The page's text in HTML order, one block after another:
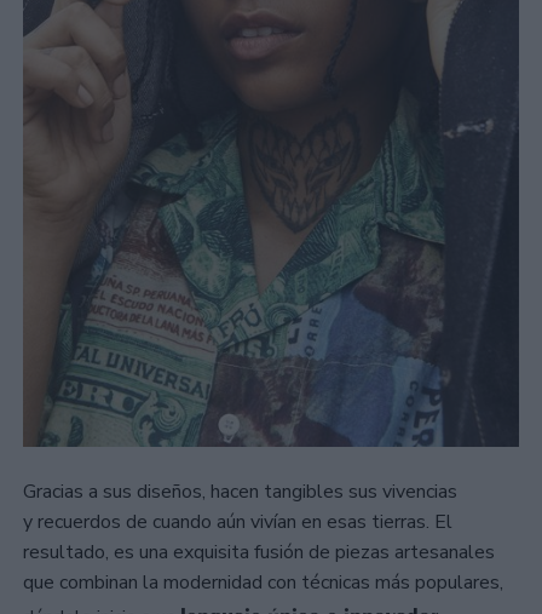
Gracias a sus diseños, hacen tangibles sus vivencias
y recuerdos de cuando aún vivían en esas tierras. El
resultado, es una exquisita fusión de piezas artesanales
que combinan la modernidad con técnicas más populares,